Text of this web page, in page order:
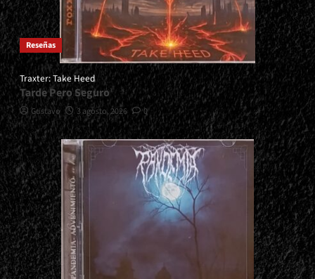
Reseñas
Traxter: Take Heed
Tarde Pero Seguro
Gustavo 3 agosto, 2026 0